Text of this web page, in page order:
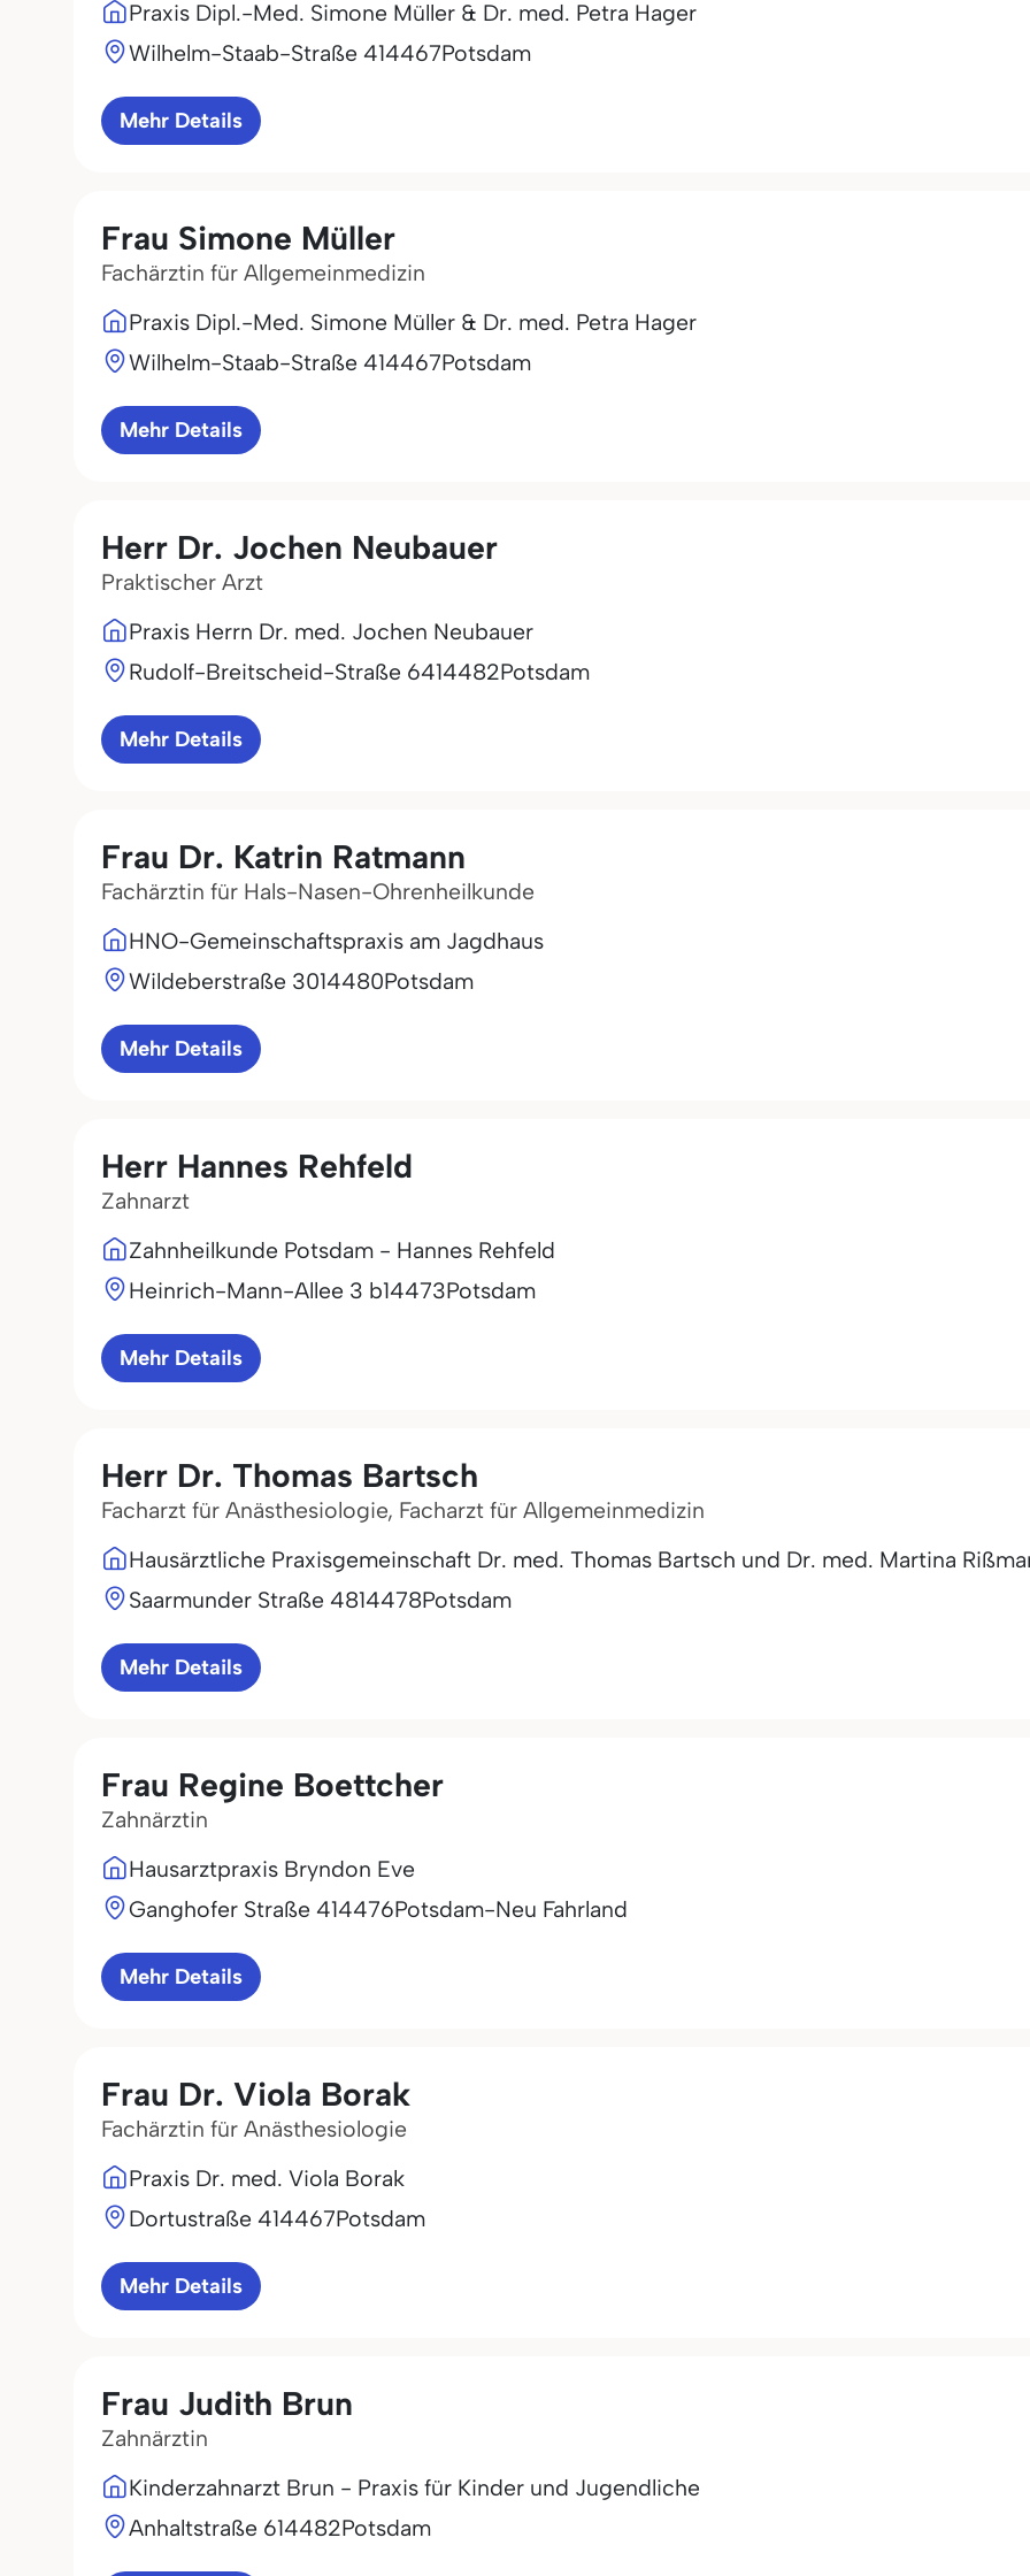
Praxis Dipl.-Med. Simone Müller & Dr. med. Petra Hager
Wilhelm-Staab-Straße 414467Potsdam
Mehr Details
Frau Simone Müller
Fachärztin für Allgemeinmedizin
Praxis Dipl.-Med. Simone Müller & Dr. med. Petra Hager
Wilhelm-Staab-Straße 414467Potsdam
Mehr Details
Herr Dr. Jochen Neubauer
Praktischer Arzt
Praxis Herrn Dr. med. Jochen Neubauer
Rudolf-Breitscheid-Straße 6414482Potsdam
Mehr Details
Frau Dr. Katrin Ratmann
Fachärztin für Hals-Nasen-Ohrenheilkunde
HNO-Gemeinschaftspraxis am Jagdhaus
Wildeberstraße 3014480Potsdam
Mehr Details
Herr Hannes Rehfeld
Zahnarzt
Zahnheilkunde Potsdam - Hannes Rehfeld
Heinrich-Mann-Allee 3 b14473Potsdam
Mehr Details
Herr Dr. Thomas Bartsch
Facharzt für Anästhesiologie, Facharzt für Allgemeinmedizin
Hausärztliche Praxisgemeinschaft Dr. med. Thomas Bartsch und Dr. med. Martina
Saarmunder Straße 4814478Potsdam
Mehr Details
Frau Regine Boettcher
Zahnärztin
Hausarztpraxis Bryndon Eve
Ganghofer Straße 414476Potsdam-Neu Fahrland
Mehr Details
Frau Dr. Viola Borak
Fachärztin für Anästhesiologie
Praxis Dr. med. Viola Borak
Dortustraße 414467Potsdam
Mehr Details
Frau Judith Brun
Zahnärztin
Kinderzahnarzt Brun - Praxis für Kinder und Jugendliche
Anhaltstraße 614482Potsdam